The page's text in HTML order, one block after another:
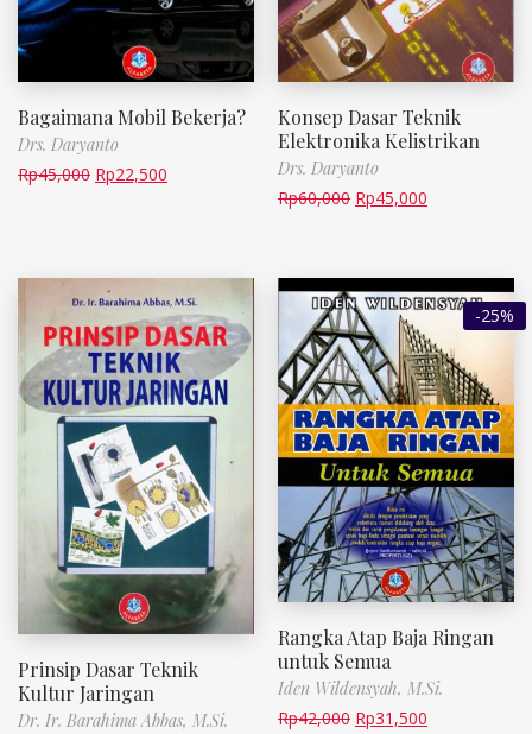
Bagaimana Mobil Bekerja?
Drs. Daryanto
Rp45,000 Rp22,500
Konsep Dasar Teknik
Elektronika Kelistrikan
Drs. Daryanto
Rp60,000 Rp45,000
Prinsip Dasar Teknik
Kultur Jaringan
Dr. Ir. Barahima Abbas, M.Si.
-25%
Rangka Atap Baja Ringan
untuk Semua
Iden Wildensyah, M.Si.
Rp42,000 Rp31,500